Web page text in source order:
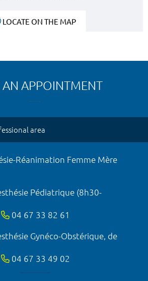
LOCATE ON THE MAP
AN APPOINTMENT
area
Réanimation Femme Mère
Pédiatrique (8h30-
04 67 33 82 61
Gynéco-Obstérique, de
04 67 33 49 02